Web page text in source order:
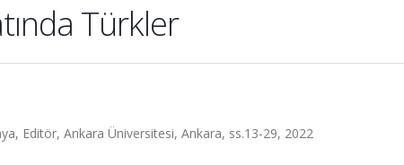
Türkler
Editör, Ankara Üniversitesi, Ankara, ss.13-29, 2022